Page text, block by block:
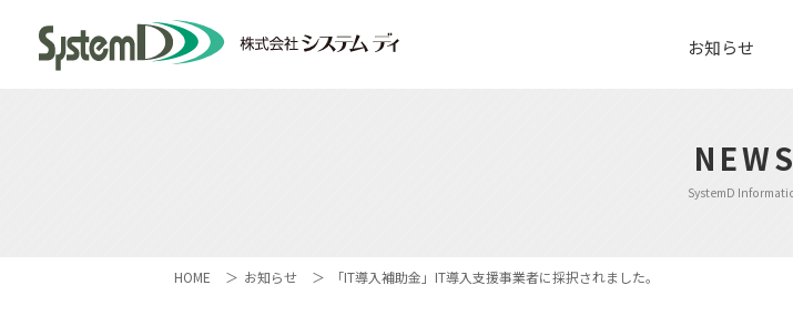
お知らせ
NEWS
SystemD
HOME お知らせ 「IT導入補助金」IT導入支援事業者に採択されました。